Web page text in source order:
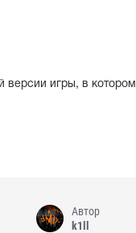
версии игры, в котором
Автор
k1ll